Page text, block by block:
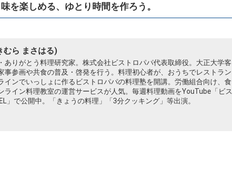
を楽しめる、ゆとり時間を作ろう。
むら まさはる)
ありがとう料理研究家。株式会社ビストロパパ代表取締役。大正大学客
事参画や共食の普及・啓発を行う。料理初心者が、おうちでレストラン
インでいっしょに作るビストロパパの料理塾を開講。労働組合向け、食
ライン料理教室の運営サービスが人気。毎週料理動画をYouTube「ビス
」で公開中。「きょうの料理」「3分クッキング」等出演。